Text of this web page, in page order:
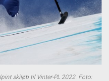
skiløb til Vinter-PL 2022. Foto: